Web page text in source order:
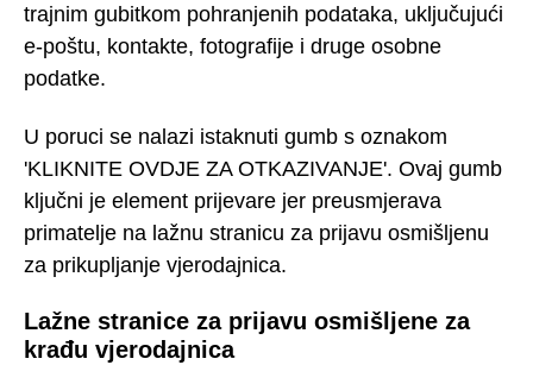
trajnim gubitkom pohranjenih podataka, uključujući
e-poštu, kontakte, fotografije i druge osobne
podatke.
U poruci se nalazi istaknuti gumb s oznakom
'KLIKNITE OVDJE ZA OTKAZIVANJE'. Ovaj gumb
ključni je element prijevare jer preusmjerava
primatelje na lažnu stranicu za prijavu osmišljenu
za prikupljanje vjerodajnica.
Lažne stranice za prijavu osmišljene za
krađu vjerodajnica